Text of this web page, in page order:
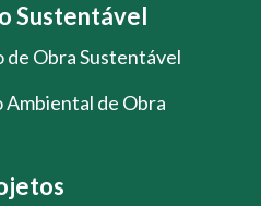
Sustentável
de Obra Sustentável
de Obra